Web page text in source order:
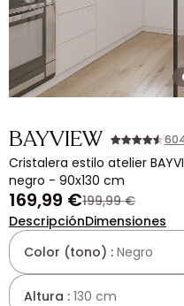
BAYVIEW
Cristalera estilo atelier
negro - 90x130 cm
169,99 €199,99 €
DescripciónDimensiones
Color (tono) : Negro
Altura : 130 cm